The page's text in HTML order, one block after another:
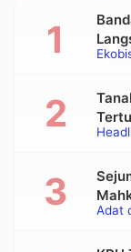
Adat
Alat